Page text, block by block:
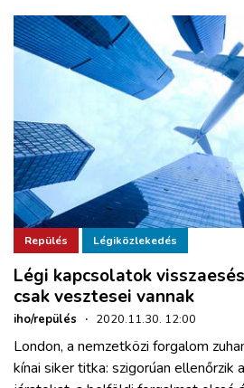
Repülés Légiközlekedés
Légi kapcsolatok
csak vesztesei vannak
iho/repülés · 2020.11.30. 12:00
London, a nemzetközi forgalom
kínai siker titka: szigorúan ellenőrzik